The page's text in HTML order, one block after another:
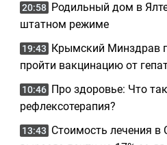
20:58 Родильный дом в
штатном режиме
19:43
Крымский Минздрав
пройти вакцинацию от
10:46 Про здоровье: Что
рефлексотерапия?
13:43 Стоимость лечения в